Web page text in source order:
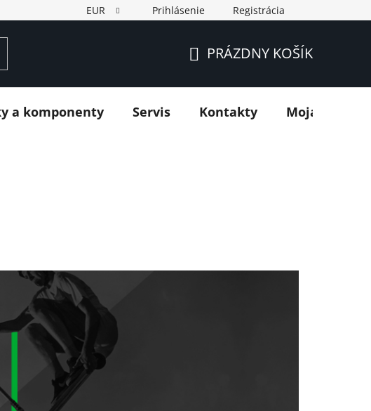
EUR Prihlásenie Registrácia
KOŠÍK
PRÁZDNY KOŠÍK
a komponenty Servis Kontakty Moja